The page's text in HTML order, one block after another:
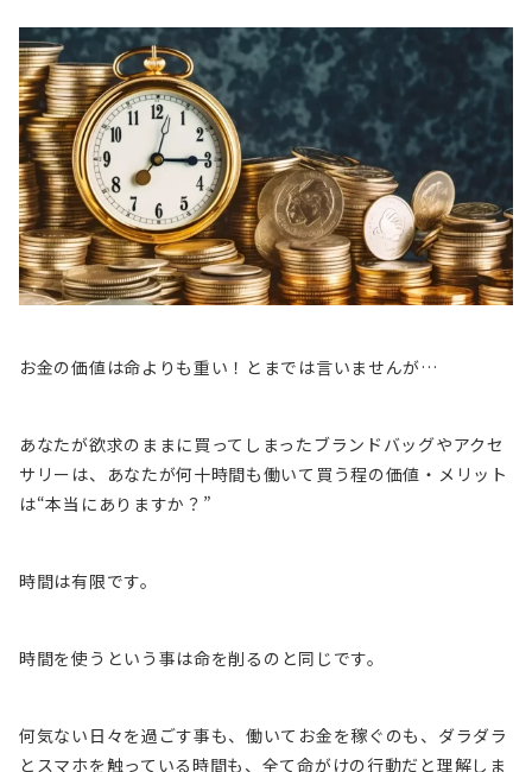
お金の価値は命よりも重い！とまでは言いませんが…
あなたが欲求のままに買ってしまったブランドバッグやアクセ
サリーは、あなたが何十時間も働いて買う程の価値・メリット
は“本当にありますか？”
時間は有限です。
時間を使うという事は命を削る のと同じです。
何気ない日々を過ごす事も、働いてお金を稼ぐのも、ダラダラ
とスマホを触っている時間も、全て命がけの行動だと理解しま